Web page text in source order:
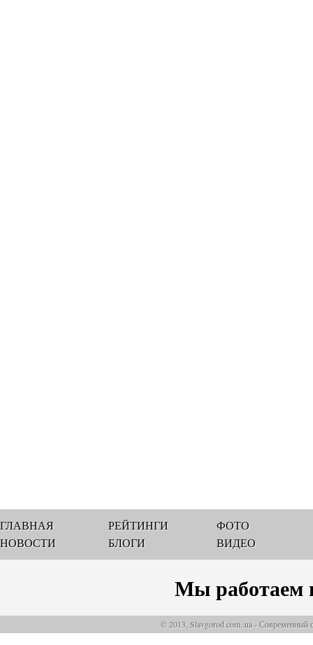
ГЛАВНАЯ
НОВОСТИ
РЕЙТИНГИ
БЛОГИ
ФОТО
ВИДЕО
Мы работаем
© 2013, Slavgorod.com..ua - Современный